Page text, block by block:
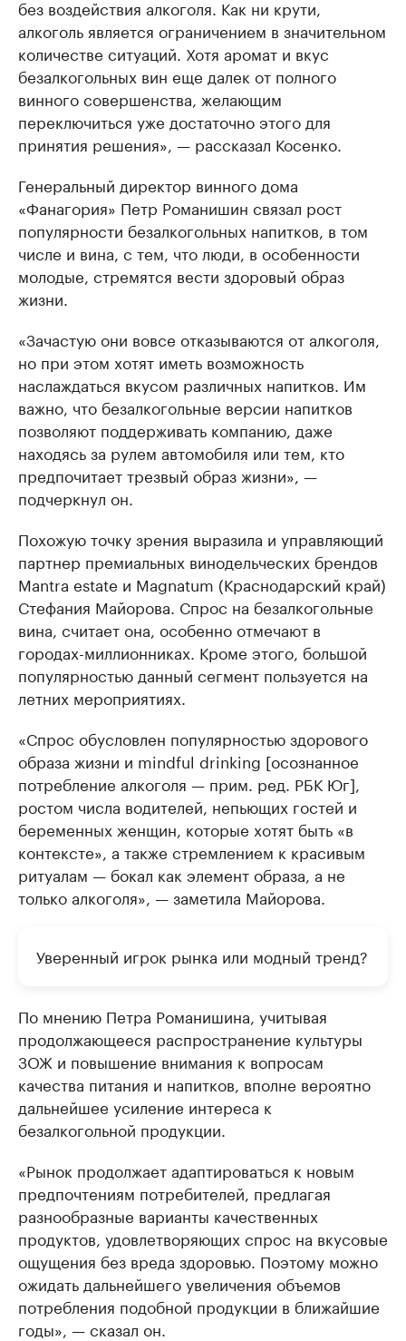
без воздействия алкоголя. Как ни крути,
алкоголь является ограничением в значительном
количестве ситуаций. Хотя аромат и вкус
безалкогольных вин еще далек от полного
винного совершенства, желающим
переключиться уже достаточно этого для
принятия решения», — рассказал Косенко.
Генеральный директор винного дома
«Фанагория» Петр Романишин связал рост
популярности безалкогольных напитков, в том
числе и вина, с тем, что люди, в особенности
молодые, стремятся вести здоровый образ
жизни.
«Зачастую они вовсе отказываются от алкоголя,
но при этом хотят иметь возможность
наслаждаться вкусом различных напитков. Им
важно, что безалкогольные версии напитков
позволяют поддерживать компанию, даже
находясь за рулем автомобиля или тем, кто
предпочитает трезвый образ жизни», —
подчеркнул он.
Похожую точку зрения выразила и управляющий
партнер премиальных винодельческих брендов
Mantra estate и Magnatum (Краснодарский край)
Стефания Майорова. Спрос на безалкогольные
вина, считает она, особенно отмечают в
городах-миллионниках. Кроме этого, большой
популярностью данный сегмент пользуется на
летних мероприятиях.
«Спрос обусловлен популярностью здорового
образа жизни и mindful drinking [осознанное
потребление алкоголя — прим. ред. РБК Юг],
ростом числа водителей, непьющих гостей и
беременных женщин, которые хотят быть «в
контексте», а также стремлением к красивым
ритуалам — бокал как элемент образа, а не
только алкоголя», — заметила Майорова.
Уверенный игрок рынка или модный тренд?
По мнению Петра Романишина, учитывая
продолжающееся распространение культуры
ЗОЖ и повышение внимания к вопросам
качества питания и напитков, вполне вероятно
дальнейшее усиление интереса к
безалкогольной продукции.
«Рынок продолжает адаптироваться к новым
предпочтениям потребителей, предлагая
разнообразные варианты качественных
продуктов, удовлетворяющих спрос на вкусовые
ощущения без вреда здоровью. Поэтому можно
ожидать дальнейшего увеличения объемов
потребления подобной продукции в ближайшие
годы», — сказал он.